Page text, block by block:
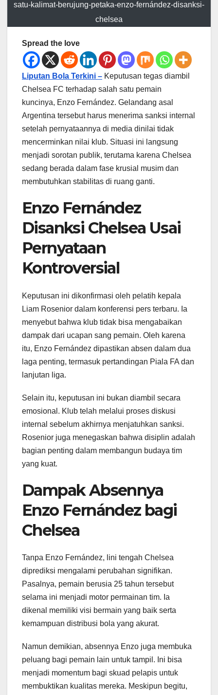
satu-kalimat-berujung-petaka-enzo-fernández-disanksi-
chelsea
Spread the love
Liputan Bola Terkini – Keputusan tegas diambil
Chelsea FC terhadap salah satu pemain
kuncinya, Enzo Fernández. Gelandang asal
Argentina tersebut harus menerima sanksi internal
setelah pernyataannya di media dinilai tidak
mencerminkan nilai klub. Situasi ini langsung
menjadi sorotan publik, terutama karena Chelsea
sedang berada dalam fase krusial musim dan
membutuhkan stabilitas di ruang ganti.
Enzo Fernández
Disanksi Chelsea Usai
Pernyataan
Kontroversial
Keputusan ini dikonfirmasi oleh pelatih kepala
Liam Rosenior dalam konferensi pers terbaru. Ia
menyebut bahwa klub tidak bisa mengabaikan
dampak dari ucapan sang pemain. Oleh karena
itu, Enzo Fernández dipastikan absen dalam dua
laga penting, termasuk pertandingan Piala FA dan
lanjutan liga.
Selain itu, keputusan ini bukan diambil secara
emosional. Klub telah melalui proses diskusi
internal sebelum akhirnya menjatuhkan sanksi.
Rosenior juga menegaskan bahwa disiplin adalah
bagian penting dalam membangun budaya tim
yang kuat.
Dampak Absennya
Enzo Fernández bagi
Chelsea
Tanpa Enzo Fernández, lini tengah Chelsea
diprediksi mengalami perubahan signifikan.
Pasalnya, pemain berusia 25 tahun tersebut
selama ini menjadi motor permainan tim. Ia
dikenal memiliki visi bermain yang baik serta
kemampuan distribusi bola yang akurat.
Namun demikian, absennya Enzo juga membuka
peluang bagi pemain lain untuk tampil. Ini bisa
menjadi momentum bagi skuad pelapis untuk
membuktikan kualitas mereka. Meskipun begitu,